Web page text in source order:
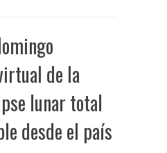
de la
lunar total
desde el país